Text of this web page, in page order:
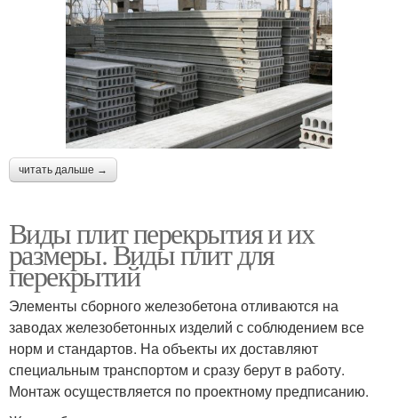
читать дальше →
Виды плит перекрытия и их
размеры. Виды плит для
перекрытий
Элементы сборного железобетона отливаются на
заводах железобетонных изделий с соблюдением все
норм и стандартов. На объекты их доставляют
специальным транспортом и сразу берут в работу.
Монтаж осуществляется по проектному предписанию.